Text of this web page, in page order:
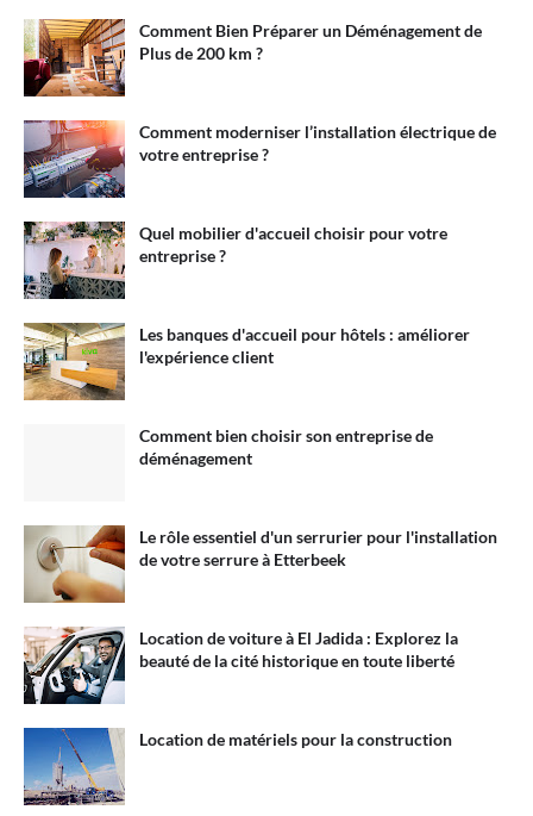
Comment Bien Préparer un Déménagement de
Plus de 200 km ?
Comment moderniser l’installation électrique de
votre entreprise ?
Quel mobilier d'accueil choisir pour votre
entreprise ?
Les banques d'accueil pour hôtels : améliorer
l'expérience client
Comment bien choisir son entreprise de
déménagement
Le rôle essentiel d'un serrurier pour l'installation
de votre serrure à Etterbeek
Location de voiture à El Jadida : Explorez la
beauté de la cité historique en toute liberté
Location de matériels pour la construction